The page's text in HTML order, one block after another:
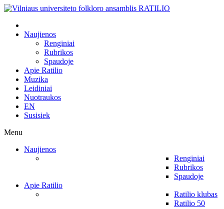
Naujienos
Renginiai
Rubrikos
Spaudoje
Apie Ratilio
Muzika
Leidiniai
Nuotraukos
EN
Susisiek
Menu
Naujienos
Renginiai
Rubrikos
Spaudoje
Apie Ratilio
Ratilio klubas
Ratilio 50